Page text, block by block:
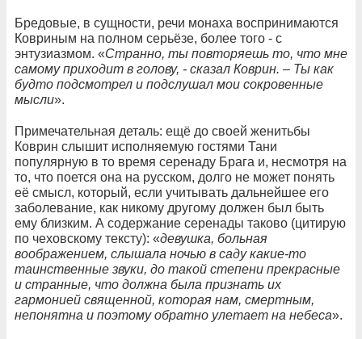
Бредовые, в сущности, речи монаха воспринимаются
Ковриным на полном серьёзе, более того - с
энтузиазмом. «Странно, ты повторяешь то, что мне
самому приходит в голову, - сказал Коврин. – Ты как
будто подсмотрел и подслушал мои сокровенные
мысли».
Примечательная деталь: ещё до своей женитьбы
Коврин слышит исполняемую гостями Тани
популярную в то время серенаду Брага и, несмотря на
то, что поется она на русском, долго не может понять
её смысл, который, если учитывать дальнейшее его
заболевание, как никому другому должен был быть
ему близким. А содержание серенады таково (цитирую
по чеховскому тексту): «девушка, больная
воображением, слышала ночью в саду какие-то
таинственные звуки, до такой степени прекрасные
и странные, что должна была признать их
гармонией священной, которая нам, смертным,
непонятна и поэтому обратно улетает на небеса».